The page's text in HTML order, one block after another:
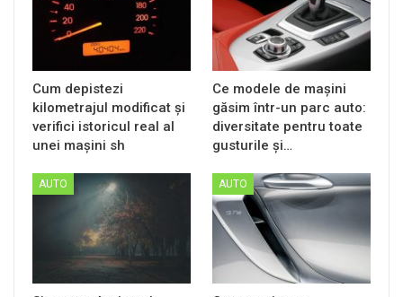
Cum depistezi
kilometrajul modificat și
verifici istoricul real al
unei mașini sh
Ce modele de mașini
găsim într-un parc auto:
diversitate pentru toate
gusturile și…
AUTO AUTO